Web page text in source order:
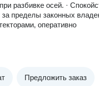
разбивке осей. ·
пределы законных
оперативно
Предложить заказ